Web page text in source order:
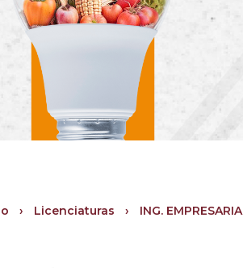
› Licenciaturas › ING.